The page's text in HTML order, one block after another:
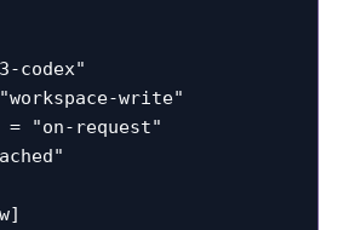
codex"
"workspace-write"
= "on-request"